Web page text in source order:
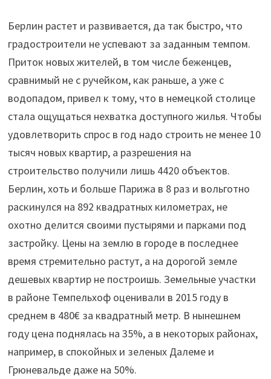
Берлин растет и развивается, да так быстро, что
градостроители не успевают за заданным темпом.
Приток новых жителей, в том числе беженцев,
сравнимый не с ручейком, как раньше, а уже с
водопадом, привел к тому, что в немецкой столице
стала ощущаться нехватка доступного жилья. Чтобы
удовлетворить спрос в год надо строить не менее 10
тысяч новых квартир, а разрешения на
строительство получили лишь 4420 объектов.
Берлин, хоть и больше Парижа в 8 раз и вольготно
раскинулся на 892 квадратных километрах, не
охотно делится своими пустырями и парками под
застройку. Цены на землю в городе в последнее
время стремительно растут, а на дорогой земле
дешевых квартир не построишь. Земельные участки
в районе Темпельхоф оценивали в 2015 году в
среднем в 480€ за квадратный метр. В нынешнем
году цена поднялась на 35%, а в некоторых районах,
например, в спокойных и зеленых Далеме и
Грюневальде даже на 50%.